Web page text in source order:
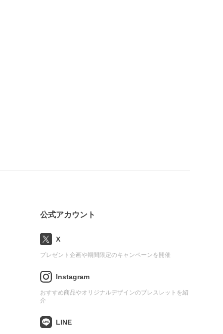
公式アカウント
X
プレゼント企画や期間限定のキャンペーンを開催
Instagram
おすすめ商品やオリジナルデザインのブレスレットを紹
介
LINE